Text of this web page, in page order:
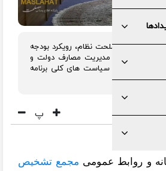
تشخیص مصلحت نظام، رویکرد بودجه
کردن منابع و مدیریت مصارف دولت و
را منطبق با سیاست های کلی برنامه
پ
و روابط عمومی مجمع تشخیص